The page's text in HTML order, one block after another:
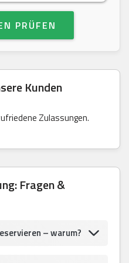
PRÜFEN
Kunden
Zulassungen.
Fragen &
– warum?